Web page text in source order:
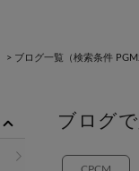
> ブログ一覧 （検索条件
ブログ